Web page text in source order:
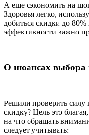
А еще сэкономить на
Здоровья легко,
добиться скидки до 80%
эффективности важно
О нюансах выбора
Решили проверить силу
скидку? Цель это
на что обращать
следует учитывать: